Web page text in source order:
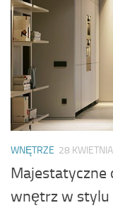
WNĘTRZE 28
Majestatyczne
wnętrz w stylu